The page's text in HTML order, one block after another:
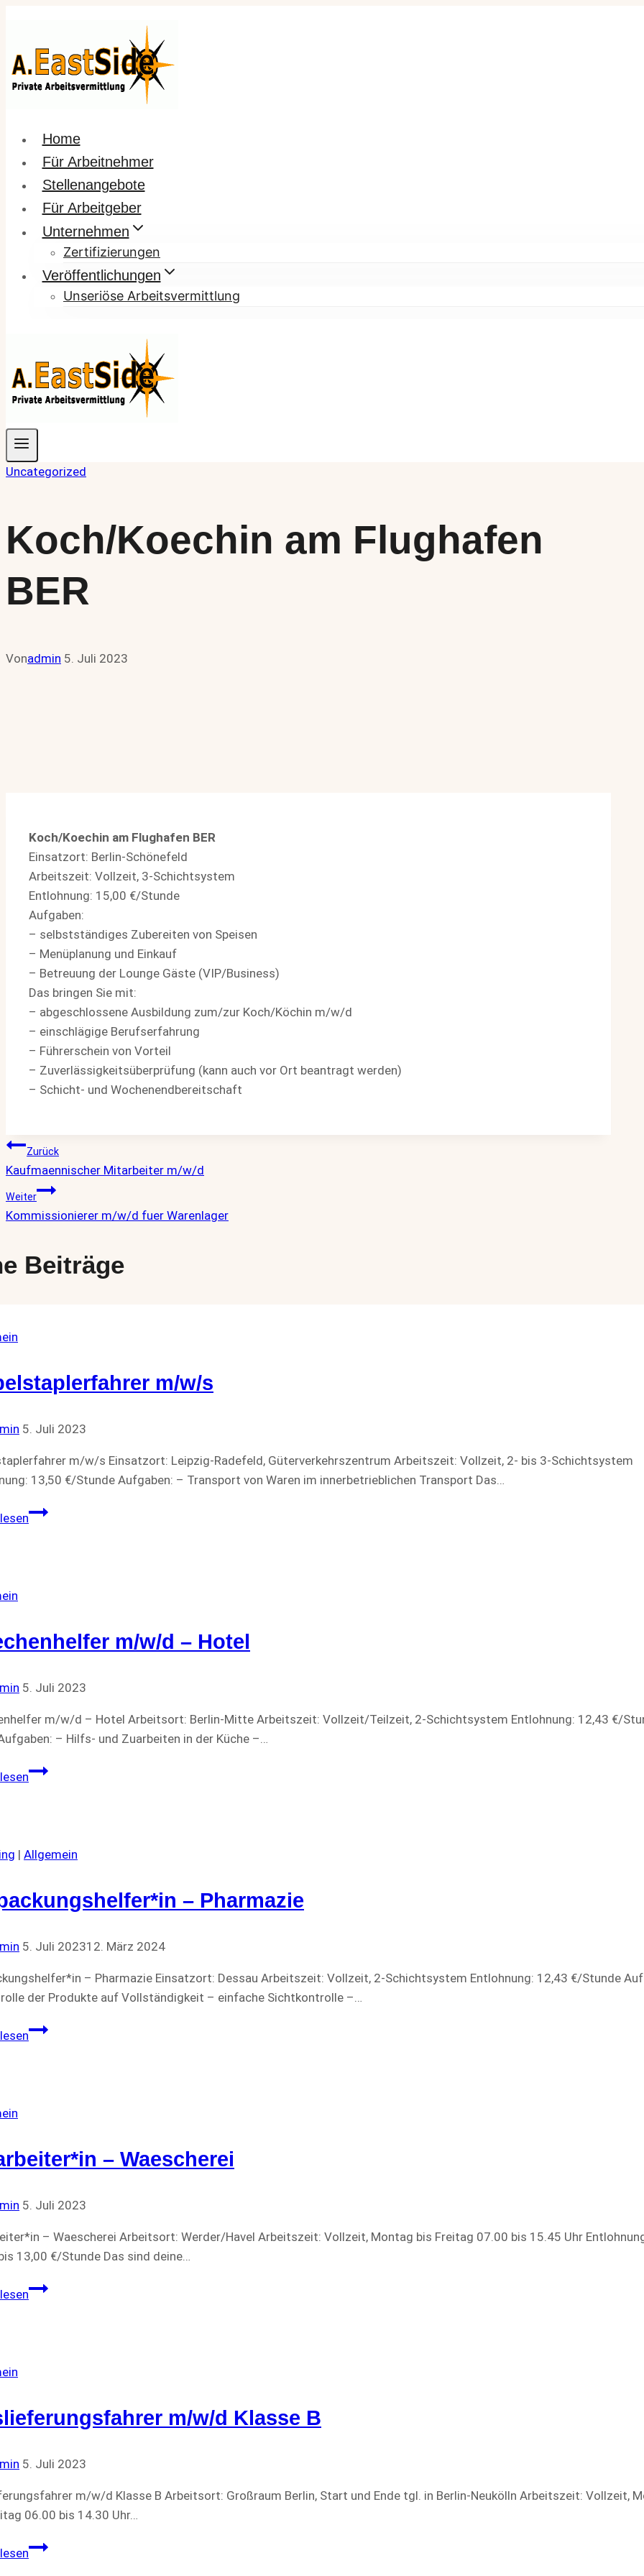
springen
Home
Für Arbeitnehmer
Stellenangebote
Für Arbeitgeber
Unternehmen
Zertifizierungen
Veröffentlichungen
Unseriöse Arbeitsvermittlung
Uncategorized
Koch/Koechin am Flughafen
BER
Vonadmin 5. Juli 2023
Koch/Koechin am Flughafen BER
Einsatzort: Berlin-Schönefeld
Arbeitszeit: Vollzeit, 3-Schichtsystem
Entlohnung: 15,00 €/Stunde
Aufgaben:
– selbstständiges Zubereiten von Speisen
– Menüplanung und Einkauf
– Betreuung der Lounge Gäste (VIP/Business)
Das bringen Sie mit:
– abgeschlossene Ausbildung zum/zur Koch/Köchin m/w/d
– einschlägige Berufserfahrung
– Führerschein von Vorteil
– Zuverlässigkeitsüberprüfung (kann auch vor Ort beantragt werden)
– Schicht- und Wochenendbereitschaft
Beitragsnavigation
Zurück
Kaufmaennischer Mitarbeiter m/w/d
Weiter
Kommissionierer m/w/d fuer Warenlager
Beiträge
m/w/s
5. Juli 2023
m/w/s Einsatzort: Leipzig-Radefeld, Güterverkehrszentrum Arbeitszeit: Vollzeit, 2- bis 3-Schichtsystem
13,50 €/Stunde Aufgaben: – Transport von Waren im innerbetrieblichen Transport Das…
Gabelstaplerfahrer
m/w/d – Hotel
5. Juli 2023
m/w/d – Hotel Arbeitsort: Berlin-Mitte Arbeitszeit: Vollzeit/Teilzeit, 2-Schichtsystem Entlohnung: 12,43 €/
– Hilfs- und Zuarbeiten in der Küche –…
Kuechenhelfer
| Allgemein
– Pharmazie
5. Juli 202312. März 2024
– Pharmazie Einsatzort: Dessau Arbeitszeit: Vollzeit, 2-Schichtsystem Entlohnung: 12,43 €/Stunde
der Produkte auf Vollständigkeit – einfache Sichtkontrolle –…
Verpackungshelfer*in
– Waescherei
5. Juli 2023
– Waescherei Arbeitsort: Werder/Havel Arbeitszeit: Vollzeit, Montag bis Freitag 07.00 bis 15.45 Uhr
13,00 €/Stunde Das sind deine…
Mitarbeiter*in
m/w/d Klasse B
5. Juli 2023
m/w/d Klasse B Arbeitsort: Großraum Berlin, Start und Ende tgl. in Berlin-Neukölln Arbeitszeit: Vollzeit,
06.00 bis 14.30 Uhr…
Auslieferungsfahrer